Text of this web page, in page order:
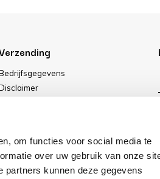
om functies voor social media te
over uw gebruik van onze
partners kunnen deze gegevens